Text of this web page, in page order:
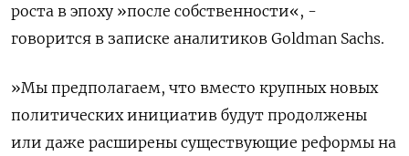
роста в эпоху »после собственности«, -
говорится в записке аналитиков Goldman Sachs.
»Мы предполагаем, что вместо крупных новых
политических инициатив будут продолжены
или даже расширены существующие реформы на